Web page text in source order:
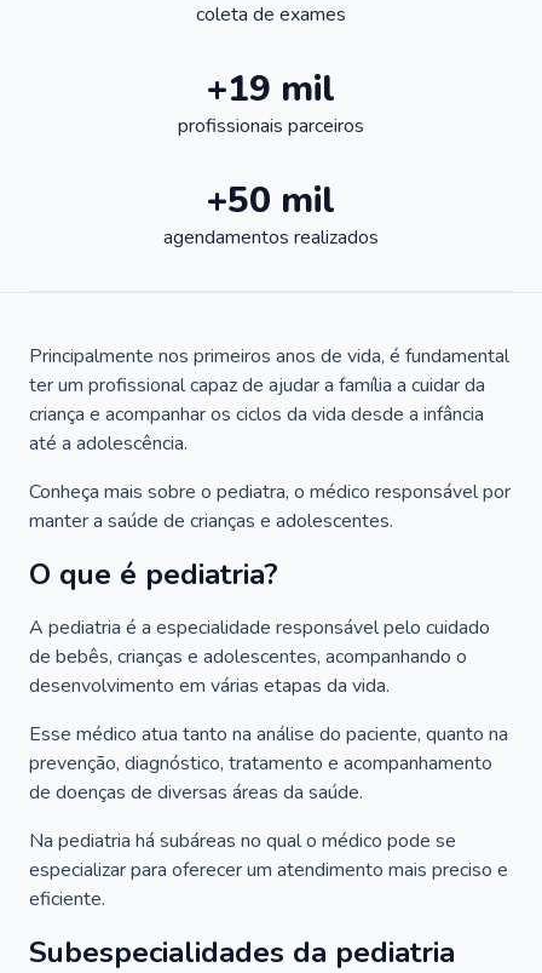
coleta de exames
+19 mil
profissionais parceiros
+50 mil
agendamentos realizados
Principalmente nos primeiros anos de vida, é fundamental
ter um profissional capaz de ajudar a família a cuidar da
criança e acompanhar os ciclos da vida desde a infância
até a adolescência.
Conheça mais sobre o pediatra, o médico responsável por
manter a saúde de crianças e adolescentes.
O que é pediatria?
A pediatria é a especialidade responsável pelo cuidado
de bebês, crianças e adolescentes, acompanhando o
desenvolvimento em várias etapas da vida.
Esse médico atua tanto na análise do paciente, quanto na
prevenção, diagnóstico, tratamento e acompanhamento
de doenças de diversas áreas da saúde.
Na pediatria há subáreas no qual o médico pode se
especializar para oferecer um atendimento mais preciso e
eficiente.
Subespecialidades da pediatria